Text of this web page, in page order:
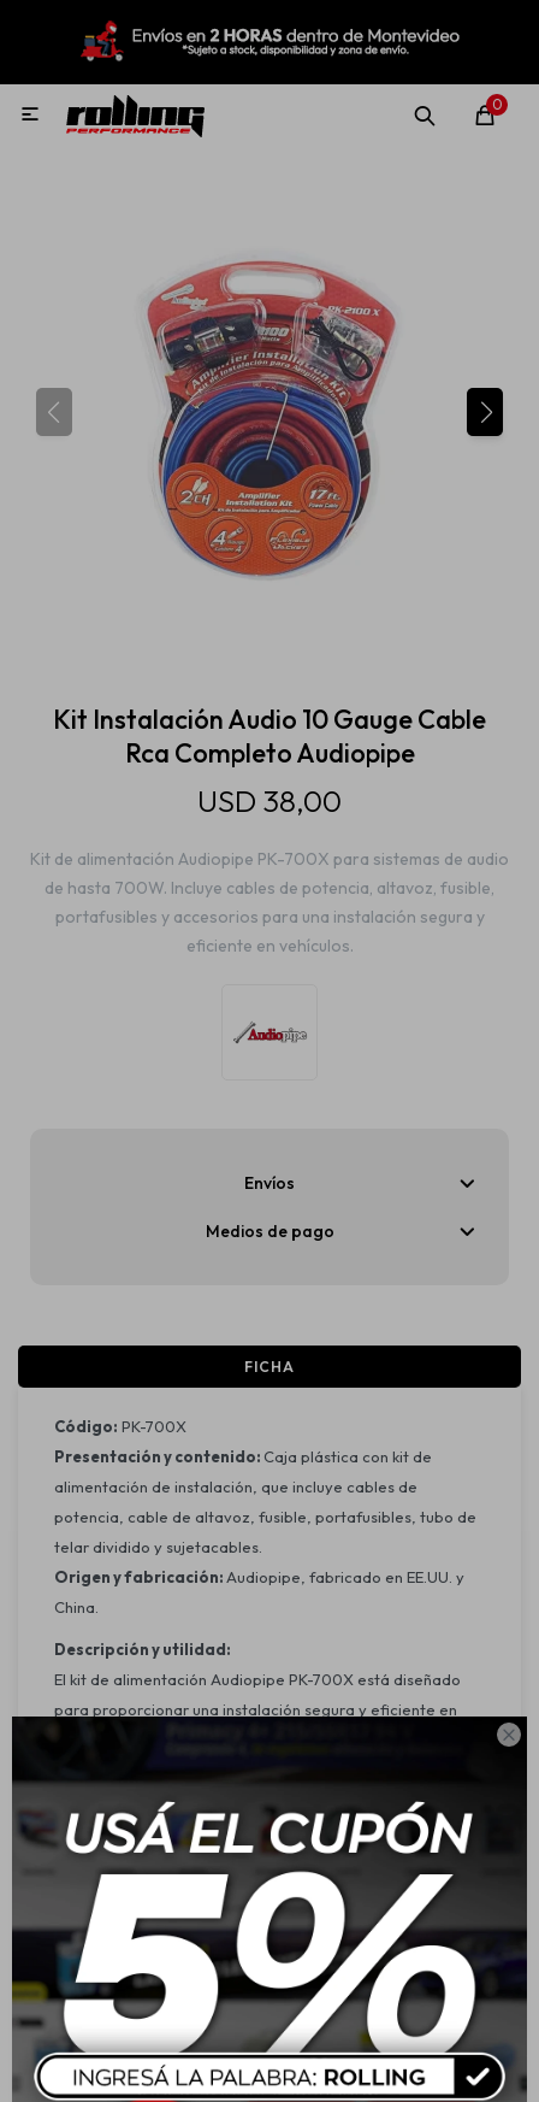

0

Kit Instalación Audio 10 Gauge Cable
Rca Completo Audiopipe
USD 38,00
Kit de alimentación Audiopipe PK-700X para sistemas de audio
de hasta 700W. Incluye cables de potencia, altavoz, fusible,
portafusibles y accesorios para una instalación segura y
eficiente en vehículos.
Envíos
Medios de pago
FICHA
Código: PK-700X
Presentación y contenido: Caja plástica con kit de
alimentación de instalación, que incluye cables de
potencia, cable de altavoz, fusible, portafusibles, tubo de
telar dividido y sujetacables.
Origen y fabricación: Audiopipe, fabricado en EE.UU. y
China.
Descripción y utilidad:
El kit de alimentación Audiopipe PK-700X está diseñado
para proporcionar una instalación segura y eficiente en
sistemas de audio para vehículos de hasta 700W. Sus
componentes aseguran una óptima transmisión de
energía, reduciendo interferencias y mejorando el
rendimiento del sistema de sonido.
Características:
Cable primario rojo de 17' (10 AWG) para alimentación.
Cable primario plata de 3' (10 AWG) para conexión a tierra.
Cable de altavoz de 25' (16 AWG) para una conexión clara
y sin pérdidas.
Fusible de 30 AMP ATC para protección del sistema.
Portafusibles de 10 AWG para mayor seguridad en la
instalación.
MI CUENTA
Nuevo! Rolling Repuestos
Accesorios